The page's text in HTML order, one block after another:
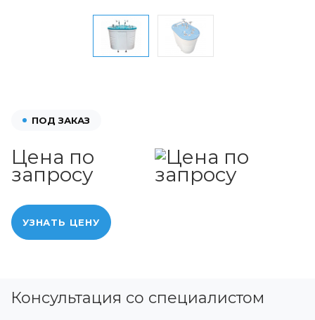
ПОД ЗАКАЗ
Цена по
запросу
УЗНАТЬ ЦЕНУ
Консультация со специалистом